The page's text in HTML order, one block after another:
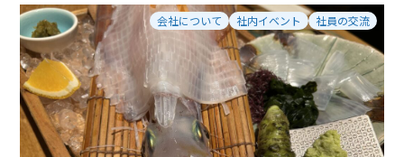
会社について 社内イベント 社員の交流